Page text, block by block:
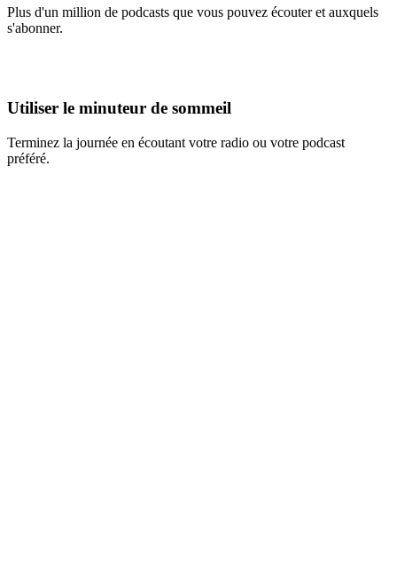
Plus d'un million de podcasts que vous pouvez écouter et auxquels
s'abonner.
Utiliser le minuteur de sommeil
Terminez la journée en écoutant votre radio ou votre podcast
préféré.